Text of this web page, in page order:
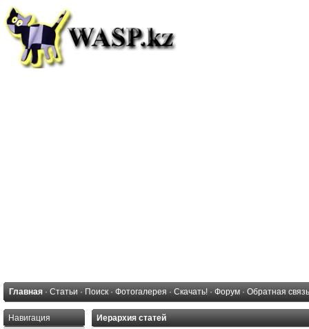
Главная · Статьи · Поиск · Фотогалерея · Скачать! · Форум · Обратная связь
Навигация Иерархия статей